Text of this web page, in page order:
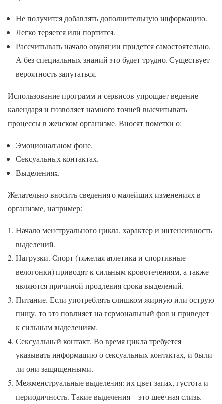
Не получится добавлять дополнительную информацию.
Легко теряется или портится.
Рассчитывать начало овуляции придется самостоятельно.
А без специальных знаний это будет трудно. Существует
вероятность запутаться.
Использование программ и сервисов упрощает ведение
календаря и позволяет намного точней высчитывать
процессы в женском организме. Вносят пометки о:
Эмоциональном фоне.
Сексуальных контактах.
Выделениях.
Желательно вносить сведения о малейших изменениях в
организме, например:
Начало менструального цикла, характер и интенсивность
выделений.
Нагрузки. Спорт (тяжелая атлетика и спортивные
велогонки) приводят к сильным кровотечениям, а также
являются причиной продления срока выделений.
Питание. Если употреблять слишком жирную или острую
пищу, то это повлияет на гормональный фон и приведет
к сильным выделениям.
Сексуальный контакт. Во время цикла требуется
указывать информацию о сексуальных контактах, и были
ли они защищенными.
Межменструальные выделения: их цвет запах, густота и
периодичность. Такие выделения – это шеечная слизь.